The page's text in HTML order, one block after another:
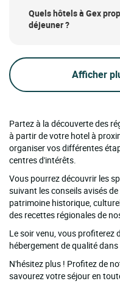
Quels hôtels à Gex
déjeuner ?
Afficher
Partez à la découverte des
à partir de votre hotel à
organiser vos différentes
centres d'intérêts.
Vous pourrez découvrir les
suivant les conseils avisés
patrimoine historique,
des recettes régionales de
Le soir venu, vous profiterez
hébergement de qualité dans
N'hésitez plus ! Profitez de
savourez votre séjour en